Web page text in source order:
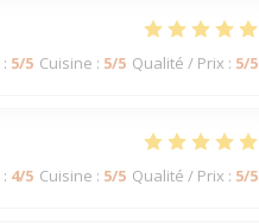
: 5/5 Cuisine : 5/5 Qualité / Prix : 5/5
: 4/5 Cuisine : 5/5 Qualité / Prix : 5/5